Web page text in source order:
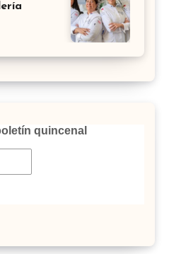
quincenal